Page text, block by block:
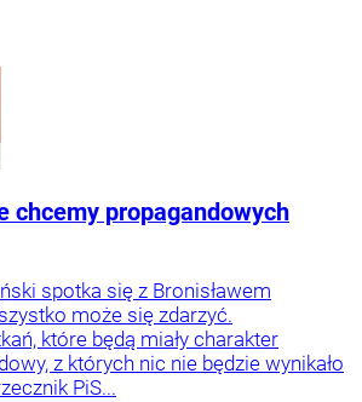
chcemy propagandowych
spotka się z Bronisławem
może się zdarzyć.
które będą miały charakter
z których nic nie będzie wynikało
PiS...